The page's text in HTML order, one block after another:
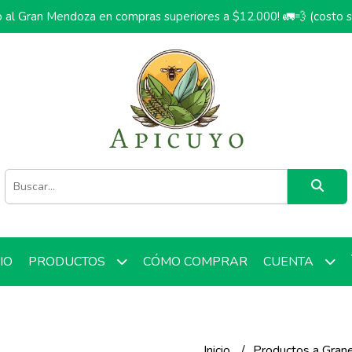
al Gran Mendoza en compras superiores a $12.000! 🚛💨 (costo
PRODUCTOS CÓMO COMPRAR CUENTA